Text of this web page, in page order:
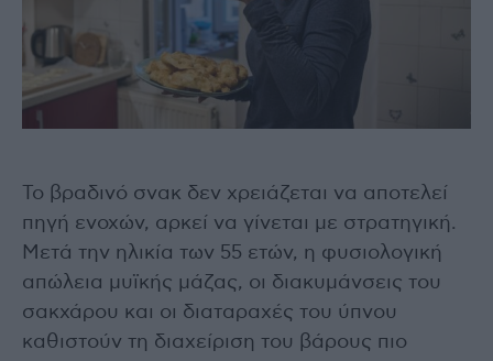
Το βραδινό σνακ δεν χρειάζεται να αποτελεί
πηγή ενοχών, αρκεί να γίνεται με στρατηγική.
Μετά την ηλικία των 55 ετών, η φυσιολογική
απώλεια μυϊκής μάζας, οι διακυμάνσεις του
σακχάρου και οι διαταραχές του ύπνου
καθιστούν τη διαχείριση του βάρους πιο